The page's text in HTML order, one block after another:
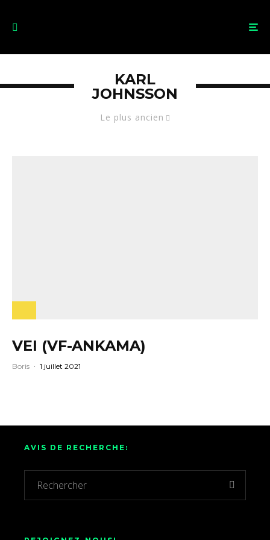
Le plus ancien
KARL
JOHNSSON
VEI (VF-ANKAMA)
Boris · 1 juillet 2021
AVIS DE RECHERCHE: